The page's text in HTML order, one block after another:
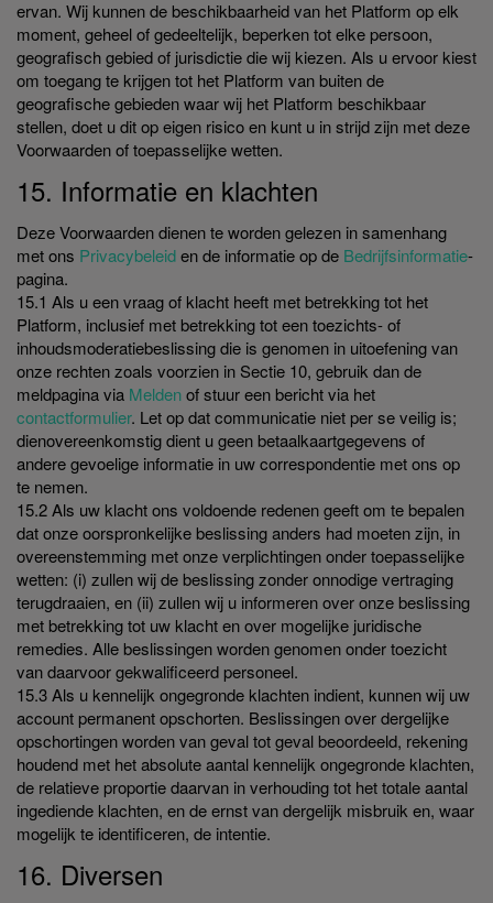
ervan. Wij kunnen de beschikbaarheid van het Platform op elk
moment, geheel of gedeeltelijk, beperken tot elke persoon,
geografisch gebied of jurisdictie die wij kiezen. Als u ervoor kiest
om toegang te krijgen tot het Platform van buiten de
geografische gebieden waar wij het Platform beschikbaar
stellen, doet u dit op eigen risico en kunt u in strijd zijn met deze
Voorwaarden of toepasselijke wetten.
15. Informatie en klachten
Deze Voorwaarden dienen te worden gelezen in samenhang
met ons Privacybeleiden de informatie op de Bedrijfsinformatie-
pagina.
15.1 Als u een vraag of klacht heeft met betrekking tot het
Platform, inclusief met betrekking tot een toezichts- of
inhoudsmoderatiebeslissing die is genomen in uitoefening van
onze rechten zoals voorzien in Sectie 10, gebruik dan de
meldpagina via Meldenof stuur een bericht via het
contactformulier. Let op dat communicatie niet per se veilig is;
dienovereenkomstig dient u geen betaalkaartgegevens of
andere gevoelige informatie in uw correspondentie met ons op
te nemen.
15.2 Als uw klacht ons voldoende redenen geeft om te bepalen
dat onze oorspronkelijke beslissing anders had moeten zijn, in
overeenstemming met onze verplichtingen onder toepasselijke
wetten: (i) zullen wij de beslissing zonder onnodige vertraging
terugdraaien, en (ii) zullen wij u informeren over onze beslissing
met betrekking tot uw klacht en over mogelijke juridische
remedies. Alle beslissingen worden genomen onder toezicht
van daarvoor gekwalificeerd personeel.
15.3 Als u kennelijk ongegronde klachten indient, kunnen wij uw
account permanent opschorten. Beslissingen over dergelijke
opschortingen worden van geval tot geval beoordeeld, rekening
houdend met het absolute aantal kennelijk ongegronde klachten,
de relatieve proportie daarvan in verhouding tot het totale aantal
ingediende klachten, en de ernst van dergelijk misbruik en, waar
mogelijk te identificeren, de intentie.
16. Diversen